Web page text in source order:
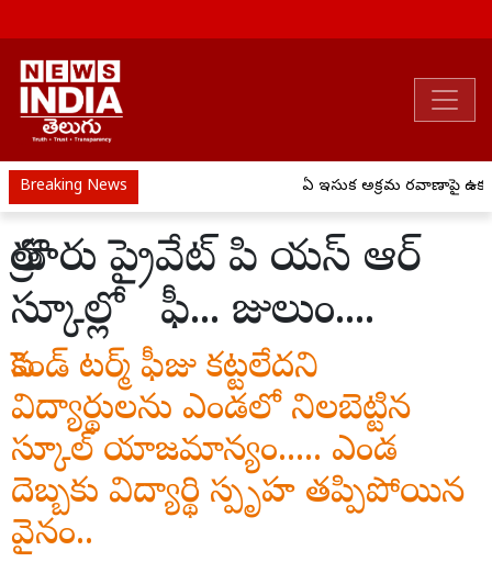
Breaking News ఏపీ ఇసుక అక్రమ రవాణాపై
తొర్రూరు ప్రైవేట్ పి యస్ ఆర్
స్కూల్లో ఫీ... జులుం....
సెకండ్ టర్మ్ ఫీజు కట్టలేదని
విద్యార్థులను ఎండలో నిలబెట్టిన
స్కూల్ యాజమాన్యం..... ఎండ
దెబ్బకు విద్యార్థి స్పృహ తప్పిపోయిన
వైనం..